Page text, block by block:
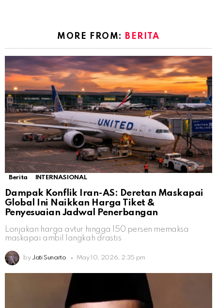
MORE FROM: BERITA
Berita INTERNASIONAL
Dampak Konflik Iran-AS: Deretan Maskapai
Global Ini Naikkan Harga Tiket &
Penyesuaian Jadwal Penerbangan
Lonjakan harga avtur hingga 150 persen memaksa
maskapai ambil langkah drastis
by Jati Sunarto May 10, 2026, 2:35 pm